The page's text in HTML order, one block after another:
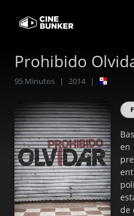
Prohibido
95 Minutos | 2014 |
en
de